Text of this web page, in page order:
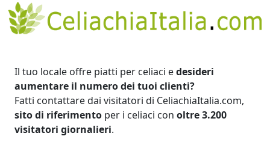
Il tuo locale offre piatti per celiaci edesideri
aumentare il numero dei tuoi clienti?
Fatti contattare dai visitatori di CeliachiaItalia.com,
sito di riferimento per i celiaci con oltre 3.200
visitatori giornalieri.